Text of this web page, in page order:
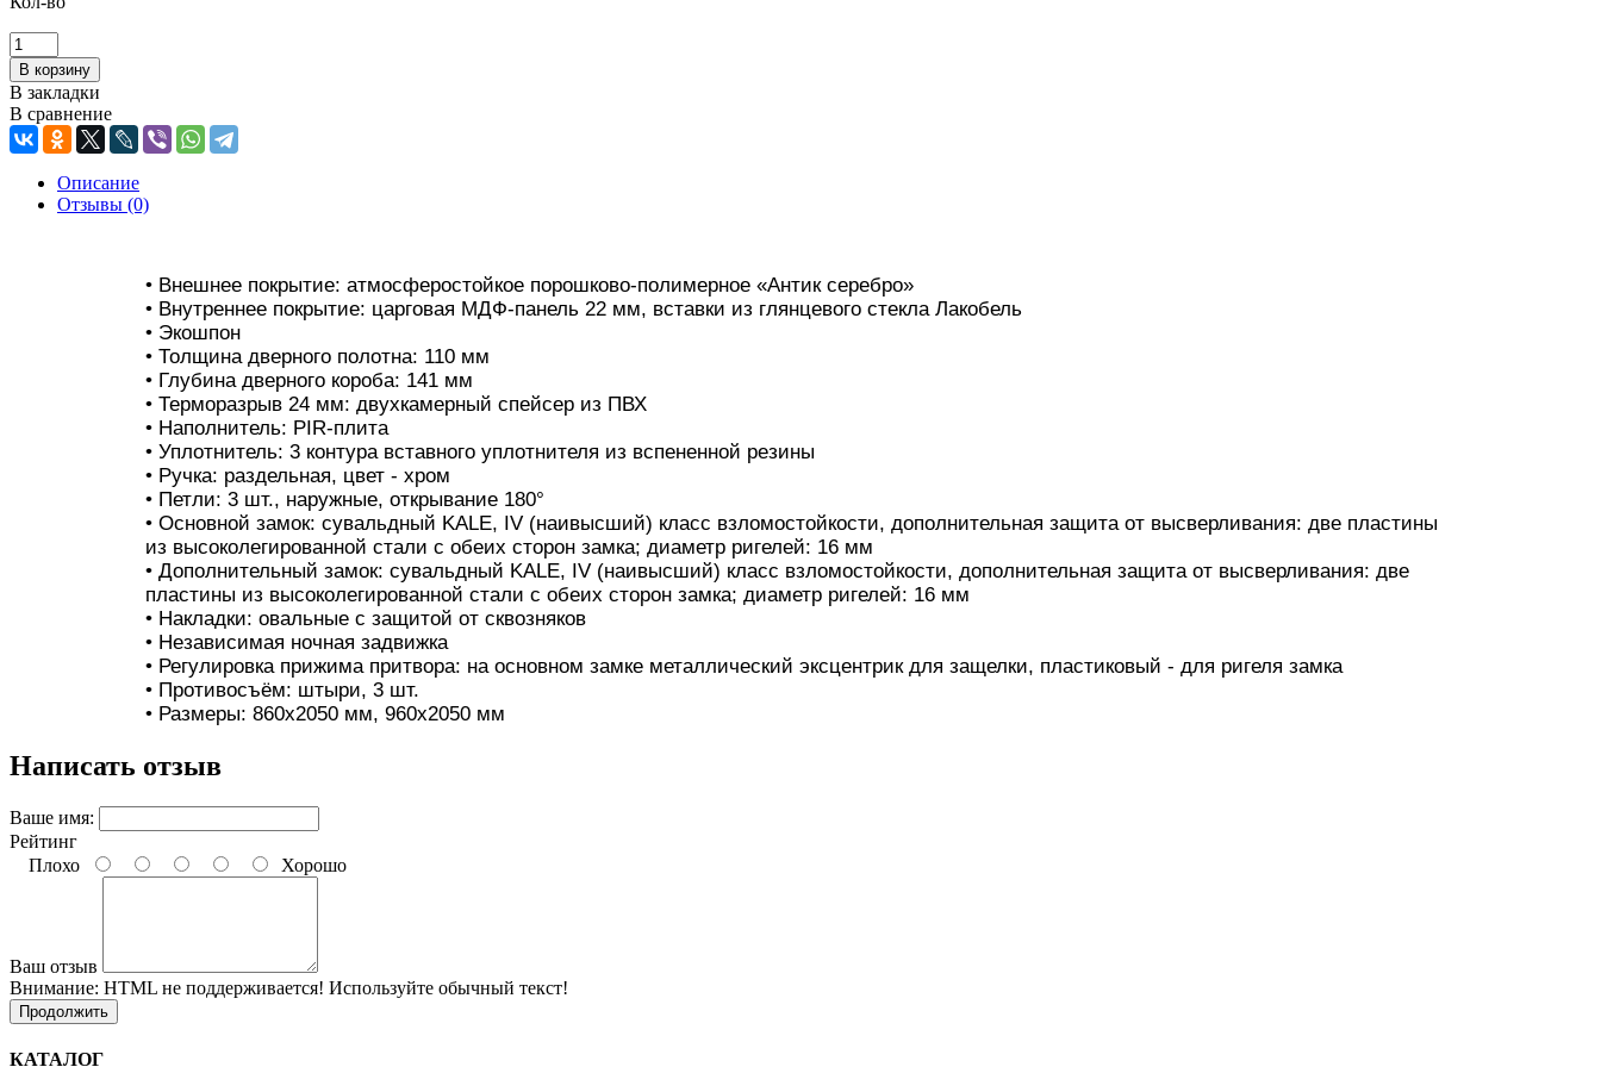
В закладки
В сравнение
Описание
Отзывы (0)
• Внешнее покрытие: атмосферостойкое порошково-полимерное «Антик серебро»
• Внутреннее покрытие: царговая МДФ-панель 22 мм, вставки из глянцевого стекла Лакобель
• Экошпон
• Толщина дверного полотна: 110 мм
• Глубина дверного короба: 141 мм
• Терморазрыв 24 мм: двухкамерный спейсер из ПВХ
• Наполнитель: PIR-плита
• Уплотнитель: 3 контура вставного уплотнителя из вспененной резины
• Ручка: раздельная, цвет - хром
• Петли: 3 шт., наружные, открывание 180°
• Основной замок: сувальдный KALE, IV (наивысший) класс взломостойкости, дополнительная защита от высверливания: две пластины
из высоколегированной стали с обеих сторон замка; диаметр ригелей: 16 мм
• Дополнительный замок: сувальдный KALE, IV (наивысший) класс взломостойкости, дополнительная защита от высверливания: две
пластины из высоколегированной стали с обеих сторон замка; диаметр ригелей: 16 мм
• Накладки: овальные с защитой от сквозняков
• Независимая ночная задвижка
• Регулировка прижима притвора: на основном замке металлический эксцентрик для защелки, пластиковый - для ригеля замка
• Противосъём: штыри, 3 шт.
• Размеры: 860х2050 мм, 960х2050 мм
Написать отзыв
Ваше имя:
Рейтинг
Плохо
Хорошо
Ваш отзыв
Внимание: HTML не поддерживается! Используйте обычный текст!
Продолжить
КАТАЛОГ